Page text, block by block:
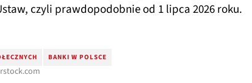
czyli prawdopodobnie od 1 lipca 2026 roku.
BANKI W POLSCE